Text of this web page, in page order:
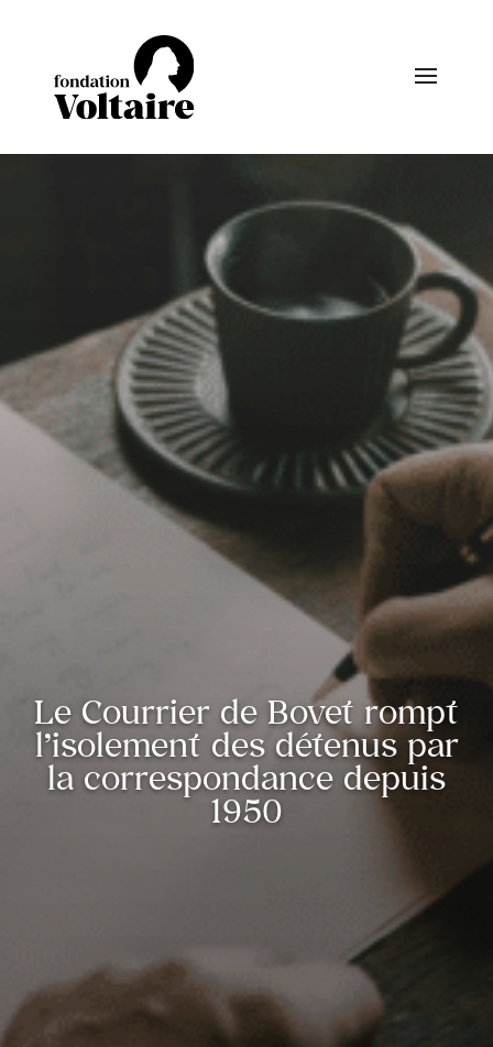
Le Courrier de Bovet rompt
l’isolement des détenus par
la correspondance depuis
1950